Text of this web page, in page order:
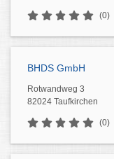
(0)
BHDS GmbH
Rotwandweg 3
82024 Taufkirchen
(0)